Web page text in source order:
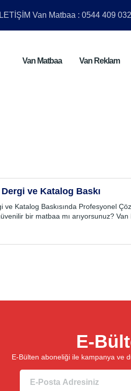
Van Matbaa : 0544 409
Van Matbaa Van Reklam
ve Katalog Baskı
ve Katalog Baskısında Profesyonel
bir matbaa mı arıyorsunuz? Van
E-
E-Bülten aboneliği ile kampanya ve